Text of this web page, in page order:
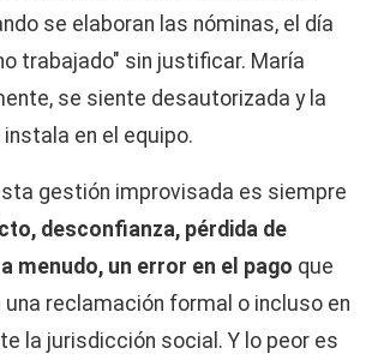
se elaboran las nóminas, el día
trabajado" sin justificar. María
se siente desautorizada y la
en el equipo.
gestión improvisada es siempre
desconfianza, pérdida de
menudo, un error en el pago que
una reclamación formal o incluso en
la jurisdicción social. Y lo peor es